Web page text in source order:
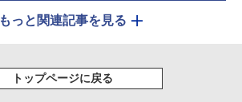
もっと関連記事を見る
トップページに戻る